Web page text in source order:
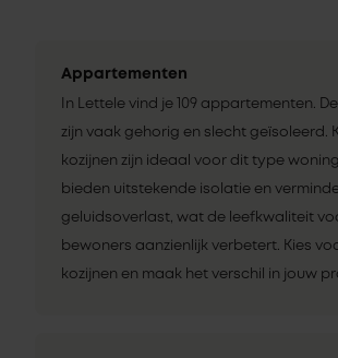
Appartementen
In Lettele vind je 109 appartementen.
zijn vaak gehorig en slecht geïsoleerd.
kozijnen zijn ideaal voor dit type
bieden uitstekende isolatie en
geluidsoverlast, wat de leefkwaliteit
bewoners aanzienlijk verbetert. Kies
kozijnen en maak het verschil in jouw